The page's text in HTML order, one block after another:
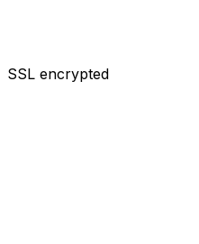
SSL encrypted